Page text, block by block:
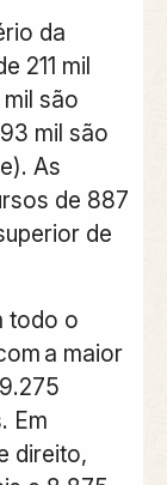
da
211 mil
são
mil são
As
de 887
de
todo o
a maior
Em
direito,